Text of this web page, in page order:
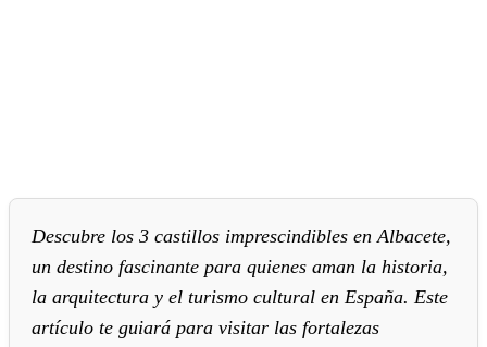
Descubre los 3 castillos imprescindibles en Albacete,
un destino fascinante para quienes aman la historia,
la arquitectura y el turismo cultural en España. Este
artículo te guiará para visitar las fortalezas